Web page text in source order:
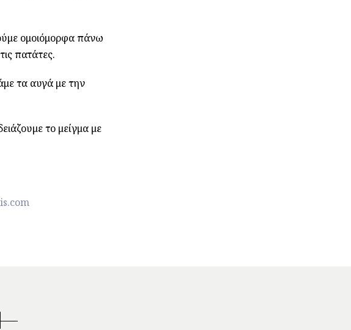
ομοιόμορφα πάνω
πατάτες.
τα αυγά με την
το μείγμα με